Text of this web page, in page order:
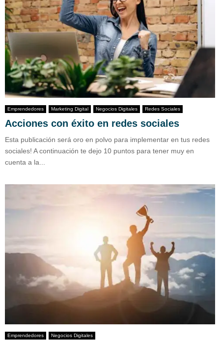
Emprendedores Marketing Digital Negocios Digitales Redes Sociales
Acciones con éxito en redes sociales
Esta publicación será oro en polvo para implementar en tus redes
sociales! A continuación te dejo 10 puntos para tener muy en
cuenta a la...
Emprendedores Negocios Digitales